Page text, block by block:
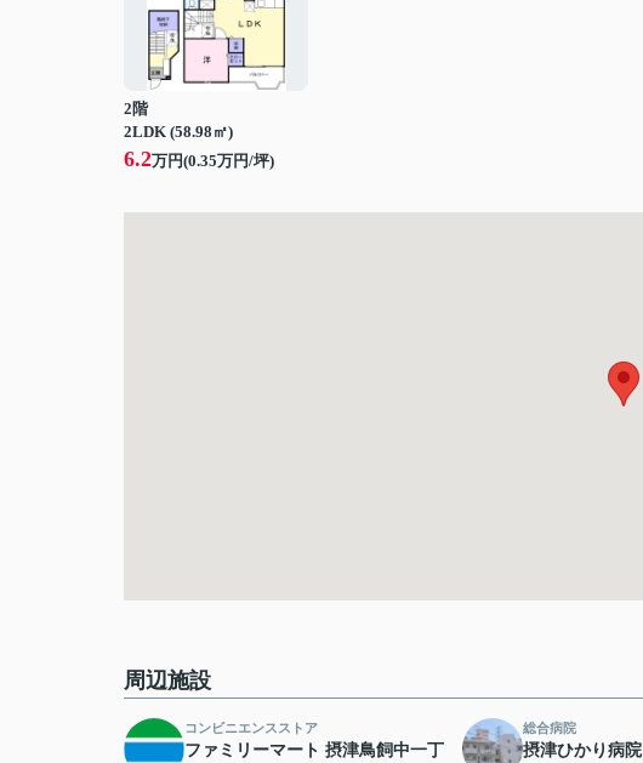
2階
2LDK (58.98㎡)
6.2万円(0.35万円/坪)
周辺施設
コンビニエンスストア
ファミリーマート 摂津鳥飼中一丁
総合病院
摂津ひかり病院